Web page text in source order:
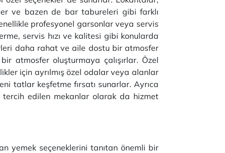
ve bazen de bar tabureleri gibi farklı
profesyonel garsonlar veya servis
servis hızı ve kalitesi gibi konularda
daha rahat ve aile dostu bir atmosfer
atmosfer oluşturmaya çalışırlar. Özel
için ayrılmış özel odalar veya alanlar
tatlar keşfetme fırsatı sunarlar. Ayrıca
edilen mekanlar olarak da hizmet
yemek seçeneklerini tanıtan önemli bir